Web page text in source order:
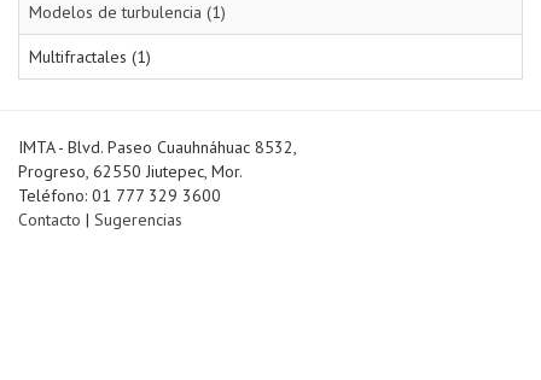
Modelos de turbulencia (1)
Multifractales (1)
IMTA - Blvd. Paseo Cuauhnáhuac 8532,
Progreso, 62550 Jiutepec, Mor.
Teléfono: 01 777 329 3600
Contacto | Sugerencias